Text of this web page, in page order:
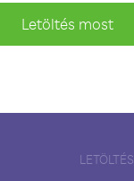
Letöltés most
LETÖLTÉS